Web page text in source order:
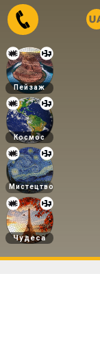
Пейзаж
Чудеса
Космос
Мистецтво